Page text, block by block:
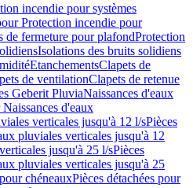
incendie pour systèmes
Protection incendie pour
de fermeture pour plafondProtection
Isolations des bruits solidiens
EtanchementsClapets de
de ventilationClapets de retenue
Geberit PluviaNaissances d'eaux
d'eaux
verticales jusqu'à 12 l/sPièces
pluviales verticales jusqu'à 12
jusqu'à 25 l/sPièces
pluviales verticales jusqu'à 25
chéneauxPièces détachées pour